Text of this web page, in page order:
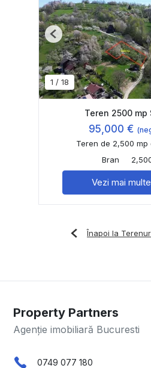
1 / 18
Previous
Teren 2500 mp
95,000 €
Teren de 2,500 mp
Bran
Vezi mai
Înapoi la
Property Partners
Agenție imobiliară Bucuresti
0749 077 180